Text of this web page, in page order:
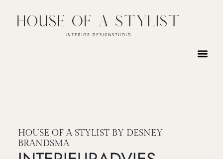
HOUSE OF A STYLIST BY DESNEY
BRANDSMA